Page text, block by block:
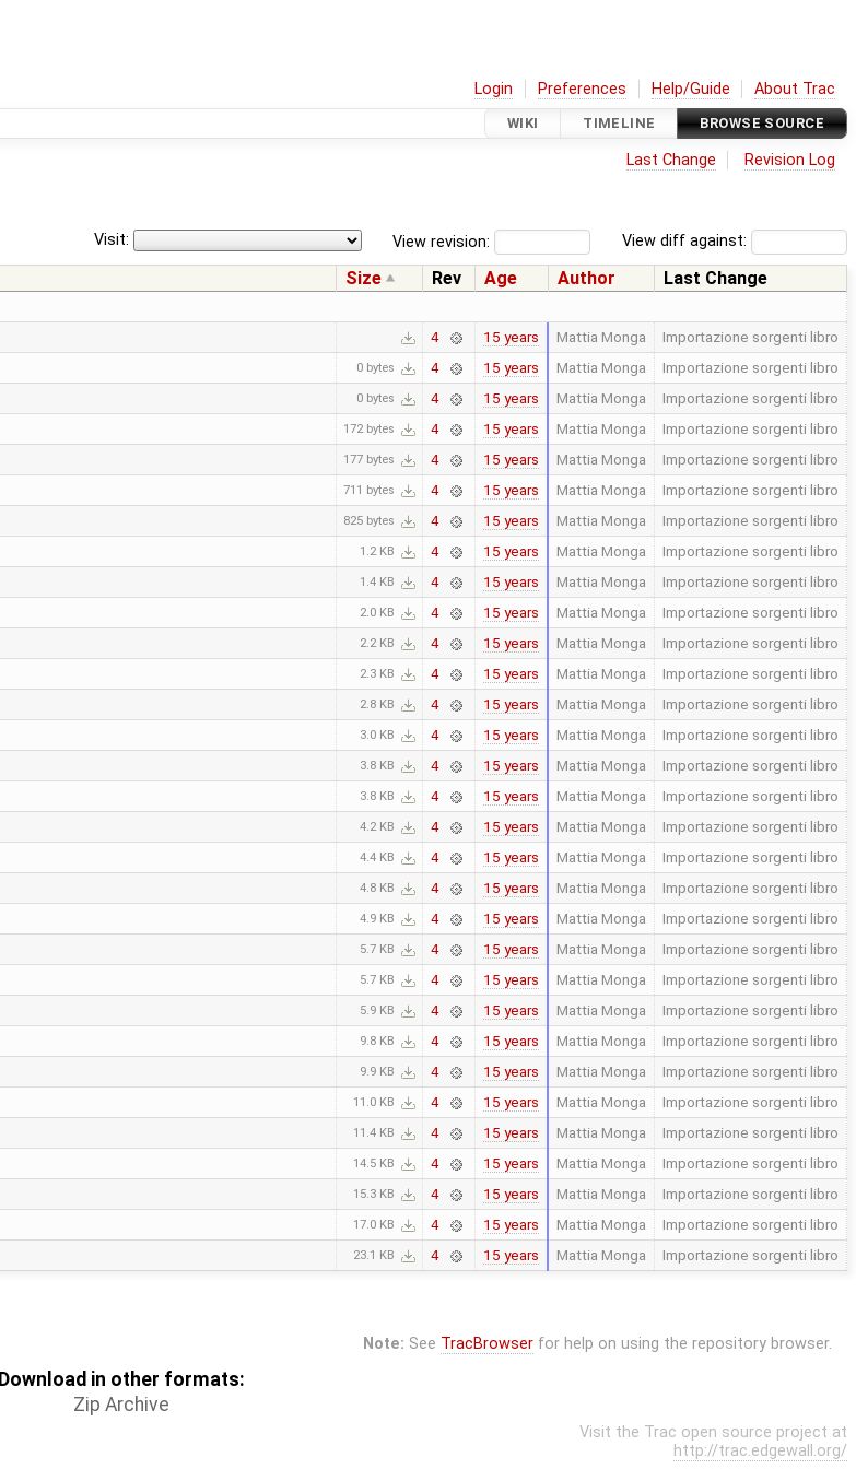
Login Preferences Help/Guide About Trac
WIKI TIMELINE BROWSE SOURCE
Last Change Revision Log
View diff against:
View revision:
Visit:
Size Rev Age Author
Last Change
4 15 years Mattia Monga Importazione sorgenti libro
0 bytes 4 15 years Mattia Monga Importazione sorgenti libro
0 bytes 4 15 years Mattia Monga Importazione sorgenti libro
172 bytes 4 15 years Mattia Monga Importazione sorgenti libro
177 bytes 4 15 years Mattia Monga Importazione sorgenti libro
711 bytes 4 15 years Mattia Monga Importazione sorgenti libro
825 bytes 4 15 years Mattia Monga Importazione sorgenti libro
1.2 KB 4 15 years Mattia Monga Importazione sorgenti libro
1.4 KB 4 15 years Mattia Monga Importazione sorgenti libro
2.0 KB 4 15 years Mattia Monga Importazione sorgenti libro
2.2 KB 4 15 years Mattia Monga Importazione sorgenti libro
2.3 KB 4 15 years Mattia Monga Importazione sorgenti libro
2.8 KB 4 15 years Mattia Monga Importazione sorgenti libro
3.0 KB 4 15 years Mattia Monga Importazione sorgenti libro
3.8 KB 4 15 years Mattia Monga Importazione sorgenti libro
3.8 KB 4 15 years Mattia Monga Importazione sorgenti libro
4.2 KB 4 15 years Mattia Monga Importazione sorgenti libro
4.4 KB 4 15 years Mattia Monga Importazione sorgenti libro
4.8 KB 4 15 years Mattia Monga Importazione sorgenti libro
4.9 KB 4 15 years Mattia Monga Importazione sorgenti libro
5.7 KB 4 15 years Mattia Monga Importazione sorgenti libro
5.7 KB 4 15 years Mattia Monga Importazione sorgenti libro
5.9 KB 4 15 years Mattia Monga Importazione sorgenti libro
9.8 KB 4 15 years Mattia Monga Importazione sorgenti libro
9.9 KB 4 15 years Mattia Monga Importazione sorgenti libro
11.0 KB 4 15 years Mattia Monga Importazione sorgenti libro
11.4 KB 4 15 years Mattia Monga Importazione sorgenti libro
14.5 KB 4 15 years Mattia Monga Importazione sorgenti libro
15.3 KB 4 15 years Mattia Monga Importazione sorgenti libro
17.0 KB 4 15 years Mattia Monga Importazione sorgenti libro
23.1 KB 4 15 years Mattia Monga Importazione sorgenti libro
Note: See TracBrowserfor help on using the repository browser.
Download in other formats:
Zip Archive
Visit the Trac open source project at
http://trac.edgewall.org/